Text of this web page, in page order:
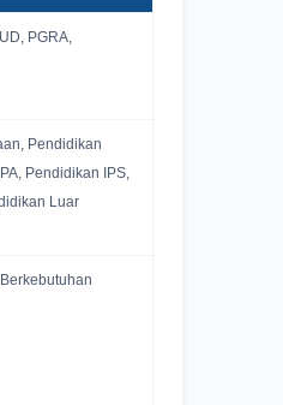
PGRA,
Pendidikan
Pendidikan IPS,
Luar